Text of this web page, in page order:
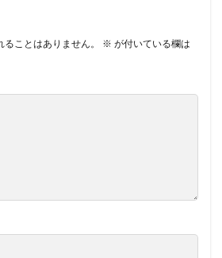
ことはありません。 ※ が付いている欄は